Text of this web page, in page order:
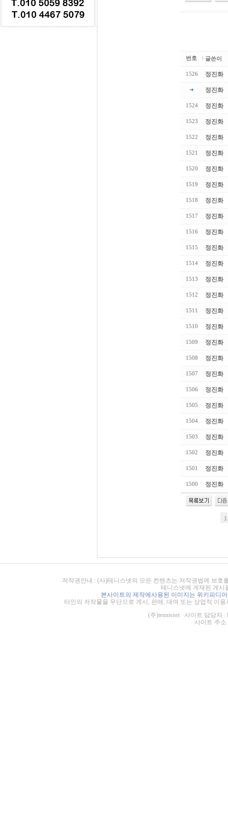
번호 글쓴이
1526 정진화
정진화
1524 정진화
1523 정진화
1522 정진화
1521 정진화
1520 정진화
1519 정진화
1518 정진화
1517 정진화
1516 정진화
1515 정진화
1514 정진화
1513 정진화
1512 정진화
1511 정진화
1510 정진화
1509 정진화
1508 정진화
1507 정진화
1506 정진화
1505 정진화
1504 정진화
1503 정진화
1502 정진화
1501 정진화
1500 정진화
1
저작권안내 : (사)테니스넷의 모든 컨텐츠는 저작권법에 보
테니스넷에 게재된 게시
본사이트의 제작에사용된 이미지는 위키피디
타인의 저작물을 무단으로 게시, 판매, 대여 또는 상업적 이
(주)tennisnet 사이트 담당자 :
사이트 주